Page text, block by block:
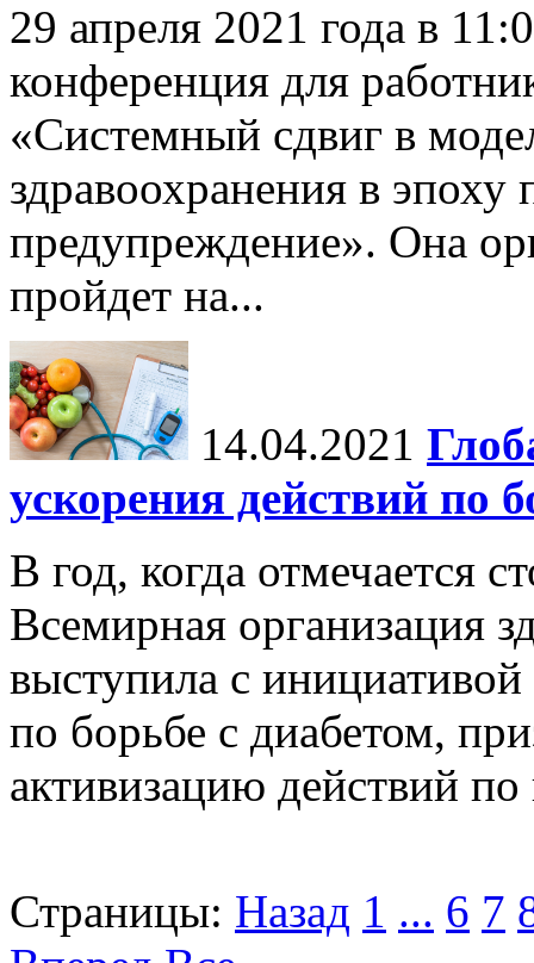
29 апреля 2021 года в
конференция для
«Системный сдвиг в
здравоохранения в
предупреждение». Она
пройдет на...
14.04.2021
ускорения действий по
В год, когда отмечается
Всемирная организация
выступила с
по борьбе с диабетом,
активизацию действий
Страницы: Назад 1 ... 6 7